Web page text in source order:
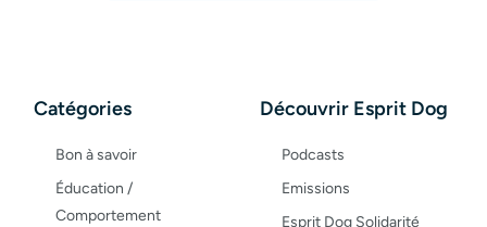
Catégories
Bon à savoir
Éducation /
Comportement
Découvrir Esprit Dog
Podcasts
Emissions
Esprit Dog Solidarité